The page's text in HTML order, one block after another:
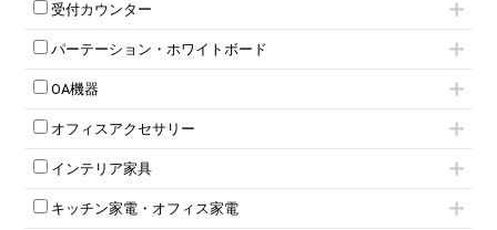
収納家具その他
両開書庫
ラテラル書庫
8人用ロッカー
多人数ロッカー
ダイヤル錠ロッカー
ダイヤル錠ロッカー
ワードローブ・クローゼット
カウンターテーブル
T字脚テーブル
会議テーブルW1200～
会議テーブルW1800～
平行スタックテーブル
会議テーブルその他
折りたたみミーティングチェア
ハイチェア
ミーティングチェアその他
応接ソファ
応接チェア
応接・役員家具その他
受付カウンター
ハイカウンター
ローカウンター
ラウンジカウンター
パーテーション・ホワイトボード
パーテーション
自立タイプパーテーション
パーテーションその他
壁掛けホワイトボード
ホワイトボードその他
OA機器
電話機（ビジネスフォン）
シュレッダー
スクリーン
オフィスアクセサリー
チェア用台車
演台・講演台・演説台
防音パネル
インテリア家具
モールドチェア
ダイニングチェア
キッチン家電・オフィス家電